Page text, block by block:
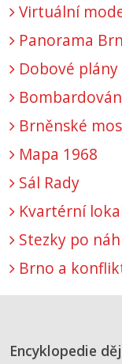
Virtuální
Panorama
Dobové plány
Brněnské
Mapa 1968
Sál Rady
Kvartérní
Stezky po
Brno a
Encyklopedie